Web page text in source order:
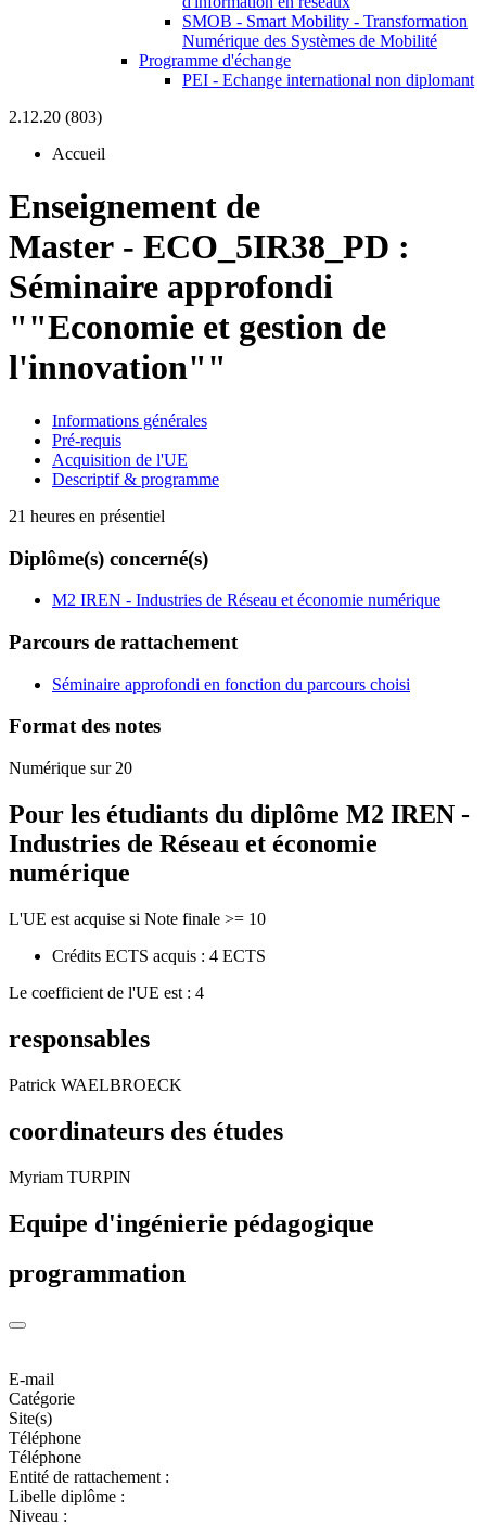
SMOB - Smart Mobility - Transformation
Numérique des Systèmes de Mobilité
Programme d'échange
PEI - Echange international non diplomant
2.12.20 (803)
Accueil
Enseignement de
Master - ECO_5IR38_PD :
Séminaire approfondi
""Economie et gestion de
l'innovation""
Informations générales
Pré-requis
Acquisition de l'UE
Descriptif & programme
21 heures en présentiel
Diplôme(s) concerné(s)
M2 IREN - Industries de Réseau et économie numérique
Parcours de rattachement
Séminaire approfondi en fonction du parcours choisi
Format des notes
Numérique sur 20
Pour les étudiants du diplôme M2 IREN -
Industries de Réseau et économie
numérique
L'UE est acquise si Note finale >= 10
Crédits ECTS acquis : 4 ECTS
Le coefficient de l'UE est : 4
responsables
Patrick WAELBROECK
coordinateurs des études
Myriam TURPIN
Equipe d'ingénierie pédagogique
programmation
E-mail
Catégorie
Site(s)
Téléphone
Téléphone
Entité de rattachement :
Libelle diplôme :
Niveau :